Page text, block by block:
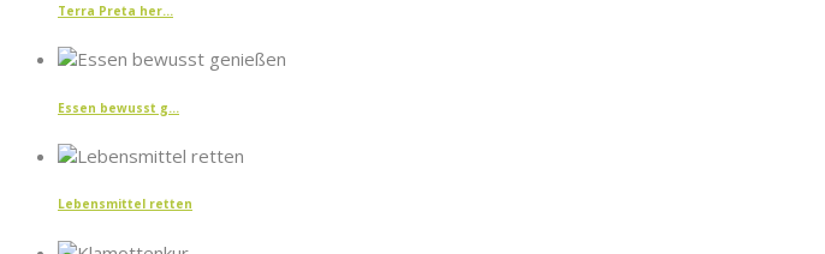
Terra Preta her...
Essen bewusst g...
Lebensmittel retten